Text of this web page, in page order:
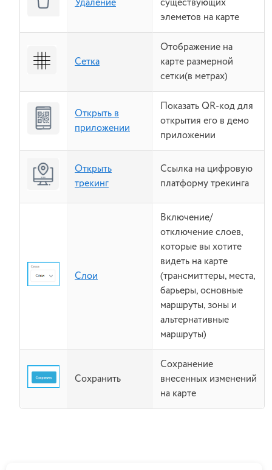
Удаление
существующих
элеметов на карте
Сетка
Отображение на
карте размерной
сетки(в метрах)
Открыть в
приложении
Показать QR-код для
открытия его в демо
приложении
Открыть
трекинг
Ссылка на цифровую
платформу трекинга
Слои
Включение/
отключение слоев,
которые вы хотите
видеть на карте
(трансмиттеры, места,
барьеры, основные
маршруты, зоны и
альтернативные
маршруты)
Сохранить
Сохранение
внесенных изменений
на карте